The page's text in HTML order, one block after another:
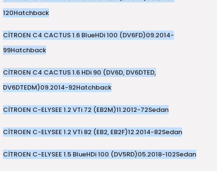
120Hatchback
CİTROEN C4 CACTUS 1.6 BlueHDi 100 (DV6FD)09.2014-
99Hatchback
CİTROEN C4 CACTUS 1.6 HDi 90 (DV6D, DV6DTED,
DV6DTEDM)09.2014-92Hatchback
CİTROEN C-ELYSEE 1.2 VTi 72 (EB2M)11.2012-72Sedan
CİTROEN C-ELYSEE 1.2 VTi 82 (EB2, EB2F)12.2014-82Sedan
CİTROEN C-ELYSEE 1.5 BlueHDi 100 (DV5RD)05.2018-102Sedan